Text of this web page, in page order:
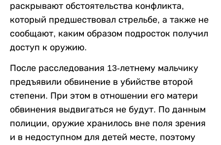
раскрывают обстоятельства конфликта,
который предшествовал стрельбе, а также не
сообщают, каким образом подросток получил
доступ к оружию.
После расследования 13-летнему мальчику
предъявили обвинение в убийстве второй
степени. При этом в отношении его матери
обвинения выдвигаться не будут. По данным
полиции, оружие хранилось вне поля зрения
и в недоступном для детей месте, поэтому